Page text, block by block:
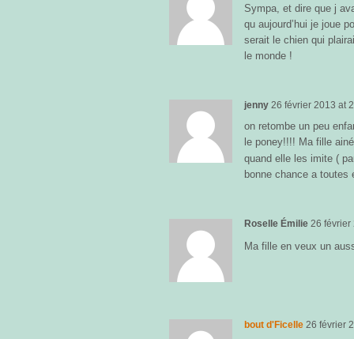
Sympa, et dire que j
qu aujourd’hui je joue
serait le chien qui
le monde !
jenny 26 février 2013 at
on retombe un peu
le poney!!!! Ma fille
quand elle les imite (
bonne chance a toutes
Roselle Émilie 26 février
Ma fille en veux un
bout d'Ficelle 26 février